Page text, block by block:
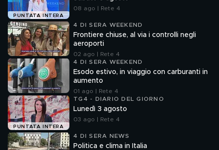
PUNTATA INTERA
08 ago | Rete 4
4 DI SERA WEEKEND
Frontiere chiuse, al via i controlli negli
aeroporti
02 ago | Rete 4
4 DI SERA WEEKEND
Esodo estivo, in viaggio con carburanti in
aumento
01 ago | Rete 4
PUNTATA INTERA
TG4 - DIARIO DEL GIORNO
Lunedì 3 agosto
03 ago | Rete 4
4 DI SERA NEWS
Politica e clima in Italia